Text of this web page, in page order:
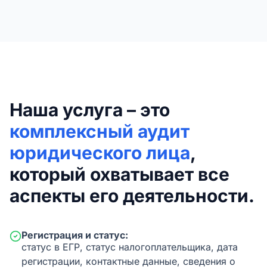
Наша услуга – это
комплексный аудит
юридического лица,
который охватывает все
аспекты его деятельности.
Регистрация и статус:
статус в ЕГР, статус налогоплательщика, дата
регистрации, контактные данные, сведения о